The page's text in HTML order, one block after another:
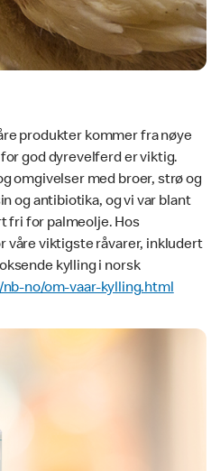
produkter kommer fra nøye
god dyrevelferd er viktig.
omgivelser med broer, strø og
og antibiotika, og vi var blant
fri for palmeolje. Hos
våre viktigste råvarer, inkludert
kylling i norsk
no/om-vaar-kylling.html